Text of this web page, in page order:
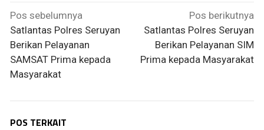
Navigasi
pos
Pos sebelumnya
Satlantas Polres Seruyan
Berikan Pelayanan
SAMSAT Prima kepada
Masyarakat
Pos berikutnya
Satlantas Polres Seruyan
Berikan Pelayanan SIM
Prima kepada Masyarakat
POS TERKAIT